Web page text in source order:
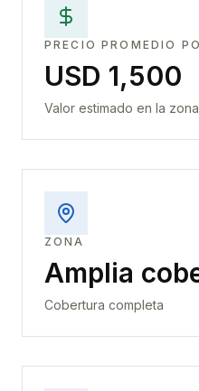
PRECIO PROMEDIO
USD 1,500
Valor estimado en la zona
ZONA
Amplia
Cobertura completa